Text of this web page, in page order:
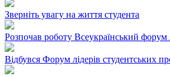
Зверніть увагу на життя студента
Розпочав роботу Всеукраїнський форум
Відбувся Форум лідерів студентських